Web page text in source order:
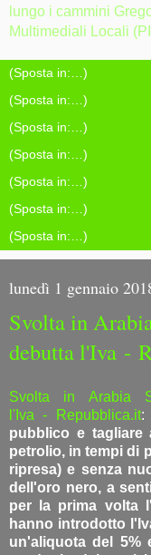
lungo i cammini
Multimediali Locali
lunedì 1 gennaio
Svolta in
debutta l'Iva -
Svolta in Arabia
l'Iva - Repubblica.it:
pubblico e tagliare
petrolio, in tempi di
ripresa) e senza
dell'oro nero, a
per la prima volta
hanno introdotto
un'aliquota del 5%